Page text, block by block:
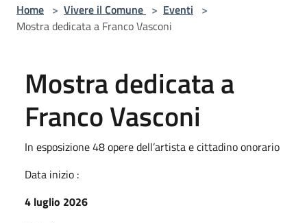
Home > Vivere il Comune > Eventi >
Mostra dedicata a Franco Vasconi
Mostra dedicata a
Franco Vasconi
In esposizione 48 opere dell’artista e cittadino onorario
Data inizio :
4 luglio 2026